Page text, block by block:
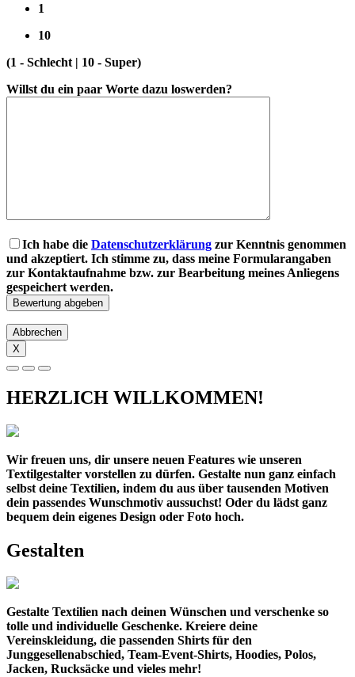
1
10
(1 - Schlecht | 10 - Super)
Willst du ein paar Worte dazu loswerden?
Ich habe die Datenschutzerklärung zur Kenntnis genommen
und akzeptiert. Ich stimme zu, dass meine Formularangaben
zur Kontaktaufnahme bzw. zur Bearbeitung meines Anliegens
gespeichert werden.
Abbrechen
X
HERZLICH WILLKOMMEN!
Wir freuen uns, dir unsere neuen Features wie unseren
Textilgestalter vorstellen zu dürfen. Gestalte nun ganz einfach
selbst deine Textilien, indem du aus über tausenden Motiven
dein passendes Wunschmotiv aussuchst! Oder du lädst ganz
bequem dein eigenes Design oder Foto hoch.
Gestalten
Gestalte Textilien nach deinen Wünschen und verschenke so
tolle und individuelle Geschenke. Kreiere deine
Vereinskleidung, die passenden Shirts für den
Junggesellenabschied, Team-Event-Shirts, Hoodies, Polos,
Jacken, Rucksäcke und vieles mehr!